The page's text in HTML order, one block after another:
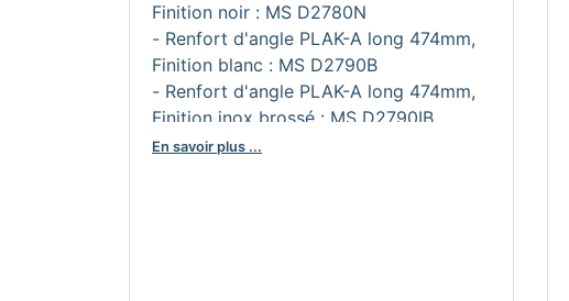
Finition noir : MS D2780N
- Renfort d'angle PLAK-A long 474mm,
Finition blanc : MS D2790B
- Renfort d'angle PLAK-A long 474mm,
Finition inox brossé : MS D2790IB
- Renfort d'angle PLAK-A long 474mm,
En savoir plus ...